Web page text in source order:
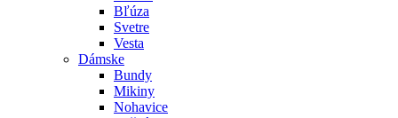
Bľúza
Svetre
Vesta
Dámske
Bundy
Mikiny
Nohavice